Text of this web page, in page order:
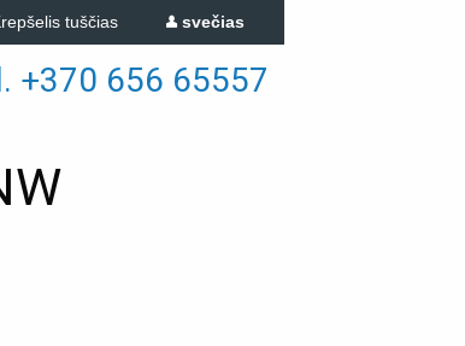
svečias
tuščias
+370 656 65557